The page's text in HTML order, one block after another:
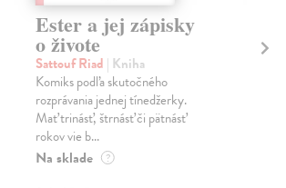
Ester a jej zápisky
o živote
Sattouf Riad | Kniha
Komiks podľa skutočného
rozprávania jednej tínedžerky.
Mať trinásť, štrnásť či pätnásť
rokov vie b...
Na sklade ?